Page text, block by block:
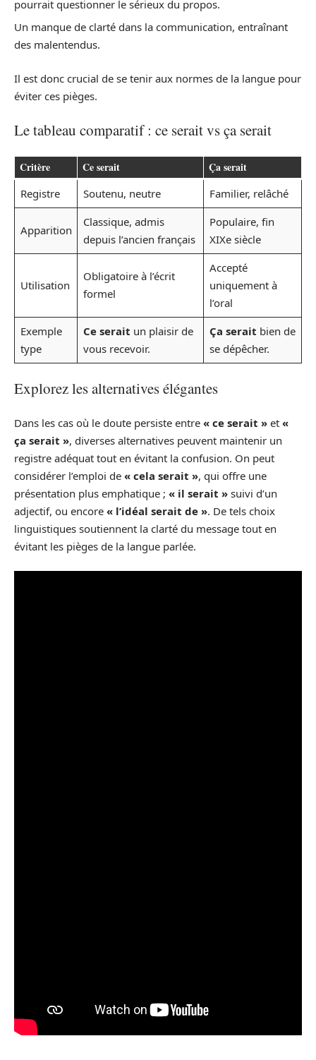
pourrait questionner le sérieux du propos.
Un manque de clarté dans la communication, entraînant
des malentendus.
Il est donc crucial de se tenir aux normes de la langue pour
éviter ces pièges.
Le tableau comparatif : ce serait vs ça serait
Critère Ce serait Ça serait
Registre Soutenu, neutre Familier, relâché
Apparition
Classique, admis
depuis l’ancien français
Populaire, fin
XIXe siècle
Utilisation
Obligatoire à l’écrit
formel
Accepté
uniquement à
l’oral
Exemple
type
Ce serait un plaisir de
vous recevoir.
Ça serait bien de
se dépêcher.
Explorez les alternatives élégantes
Dans les cas où le doute persiste entre « ce serait » et «
ça serait », diverses alternatives peuvent maintenir un
registre adéquat tout en évitant la confusion. On peut
considérer l’emploi de « cela serait », qui offre une
présentation plus emphatique ; « il serait » suivi d’un
adjectif, ou encore « l’idéal serait de ». De tels choix
linguistiques soutiennent la clarté du message tout en
évitant les pièges de la langue parlée.